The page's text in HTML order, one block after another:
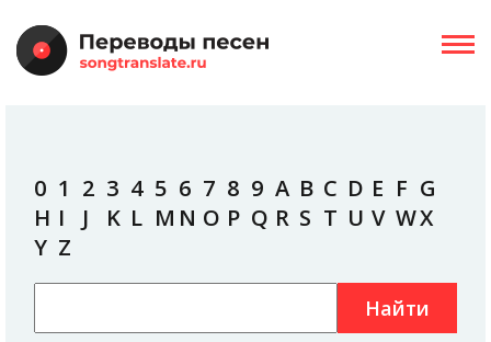
0 1 2 3 4 5 6 7 8 9 A B C D E F G
H I J K L M N O P Q R S T U V WX
Y Z
Найти